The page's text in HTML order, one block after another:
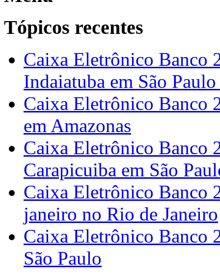
Tópicos recentes
Caixa Eletrônico Banco
Indaiatuba em São
Caixa Eletrônico Banco
em Amazonas
Caixa Eletrônico Banco
Carapicuiba em São
Caixa Eletrônico Banco
janeiro no Rio de Janeiro
Caixa Eletrônico Banco
São Paulo